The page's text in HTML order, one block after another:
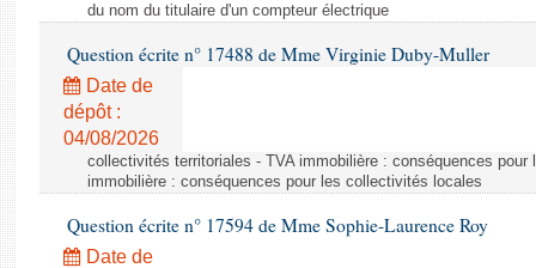
du nom du titulaire d'un compteur électrique
Question écrite n° 17488 de Mme Virginie Duby-Muller
Date de
dépôt :
04/08/2026
collectivités territoriales - TVA immobilière : conséquences
immobilière : conséquences pour les collectivités locales
Question écrite n° 17594 de Mme Sophie-Laurence Roy
Date de